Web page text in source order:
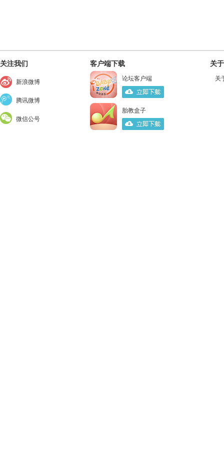
关注我们
新浪微博
腾讯微博
微信公号
客户端下载
论坛客户端
胎教盒子
关
关